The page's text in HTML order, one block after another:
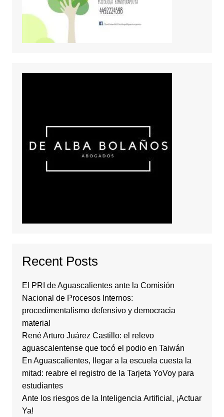
Recent Posts
El PRI de Aguascalientes ante la Comisión
Nacional de Procesos Internos:
procedimentalismo defensivo y democracia
material
René Arturo Juárez Castillo: el relevo
aguascalentense que tocó el podio en Taiwán
En Aguascalientes, llegar a la escuela cuesta la
mitad: reabre el registro de la Tarjeta YoVoy para
estudiantes
Ante los riesgos de la Inteligencia Artificial, ¡Actuar
Ya!